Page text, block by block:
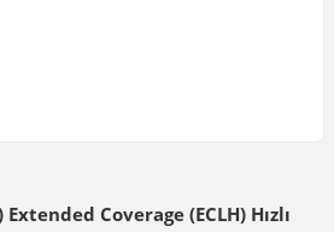
Coverage (ECLH) Hızlı